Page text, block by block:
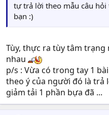
tự trả lời theo mẫu câu
bạn :)
Tùy, thực ra tùy tâm trạng
nhau
p/s : Vừa có trong tay 1
theo ý của người đó là trả
giảm tải 1 phần bựa đã ...